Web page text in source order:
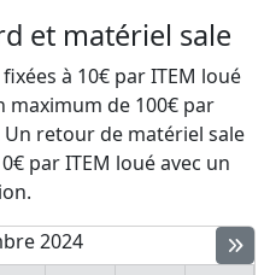
et matériel sale
à 10€ par ITEM loué
maximum de 100€ par
retour de matériel sale
par ITEM loué avec un
2024